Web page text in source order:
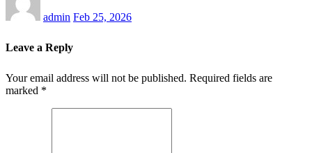
admin Feb 25, 2026
Leave a Reply
Your email address will not be published. Required fields are
marked *